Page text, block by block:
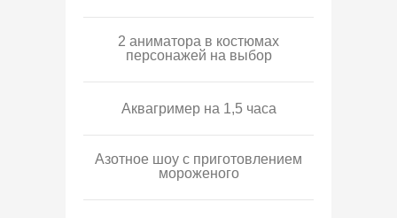
2 аниматора в костюмах
персонажей на выбор
Аквагример на 1,5 часа
Азотное шоу с приготовлением
мороженого